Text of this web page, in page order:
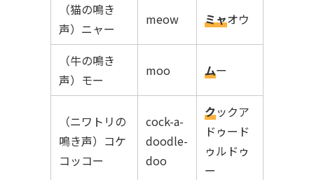
（猫の鳴き
声）ニャー
meow ミャオウ
（牛の鳴き
声）モー
moo ムー
（ニワトリの
鳴き声）コケ
コッコー
cock-a-
doodle-
doo
クックア
ドゥード
ゥルドゥ
ー